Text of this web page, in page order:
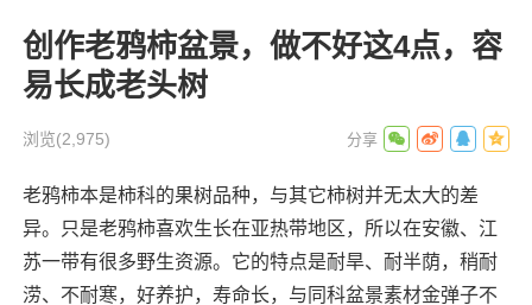
创作老鸦柿盆景，做不好这4点，容
易长成老头树
浏览(2,975)
老鸦柿本是柿科的果树品种，与其它柿树并无太大的差
异。只是老鸦柿喜欢生长在亚热带地区，所以在安徽、江
苏一带有很多野生资源。它的特点是耐旱、耐半荫，稍耐
涝、不耐寒，好养护，寿命长，与同科盆景素材金弹子不